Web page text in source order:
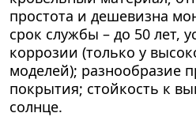
простота и дешевизна
срок службы – до 50 лет,
коррозии (только у
моделей); разнообразие
покрытия; стойкость к
солнце.